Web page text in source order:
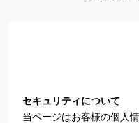
セキュリティについて
当ページはお客様の個人